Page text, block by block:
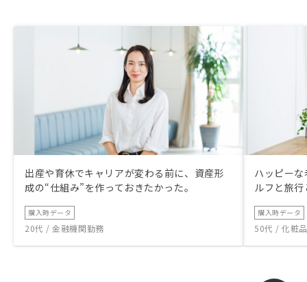
出産や育休でキャリアが変わる前に、資産形
成の“仕組み”を作っておきたかった。
購入時データ
20代 / 金融機関勤務
ハッピー
ルフと旅
購入時データ
50代 / 化粧